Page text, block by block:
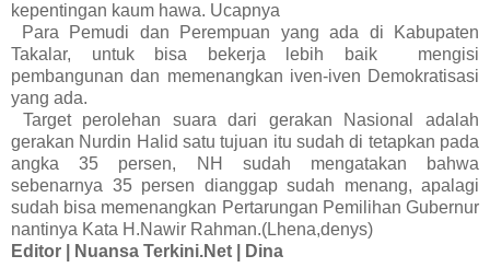
kepentingan kaum hawa. Ucapnya
Para Pemudi dan Perempuan yang ada di Kabupaten
Takalar, untuk bisa bekerja lebih baik mengisi
pembangunan dan memenangkan iven-iven Demokratisasi
yang ada.
Target perolehan suara dari gerakan Nasional adalah
gerakan Nurdin Halid satu tujuan itu sudah di tetapkan pada
angka 35 persen, NH sudah mengatakan bahwa
sebenarnya 35 persen dianggap sudah menang, apalagi
sudah bisa memenangkan Pertarungan Pemilihan Gubernur
nantinya Kata H.Nawir Rahman.(Lhena,denys)
Editor | Nuansa Terkini.Net | Dina